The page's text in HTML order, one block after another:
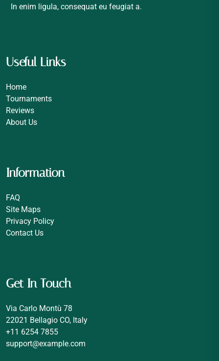
In enim ligula, consequat eu feugiat a.
Useful Links
Home
Tournaments
Reviews
About Us
Information
FAQ
Site Maps
Privacy Policy
Contact Us
Get In Touch
Via Carlo Montù 78
22021 Bellagio CO, Italy
+11 6254 7855
support@example.com